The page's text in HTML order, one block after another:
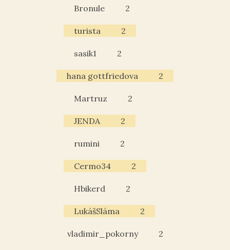
Bronule 2
turista 2
sasik1 2
hana gottfriedova 2
Martruz 2
JENDA 2
rumini 2
Cermo34 2
Hbikerd 2
LukášSláma 2
vladimir_pokorny 2